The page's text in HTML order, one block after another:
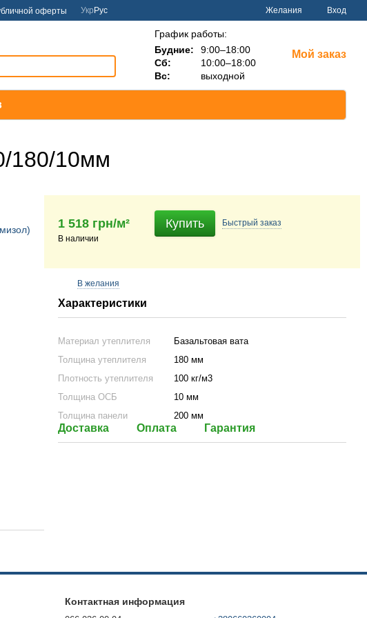
оферты Укр Рус Желания Вход
График работы:
Будние:
9:00–18:00
Сб:
10:00–18:00
Вс:
выходной
Мой заказ
180/10мм
1 518 грн/м²
В наличии
Купить Быстрый заказ
В желания
Характеристики
Материал утеплителя
Базальтовая вата
Толщина утеплителя
180 мм
Плотность утеплителя
100 кг/м3
Толщина ОСБ
10 мм
Толщина панели
200 мм
Доставка Оплата Гарантия
Контактная информация